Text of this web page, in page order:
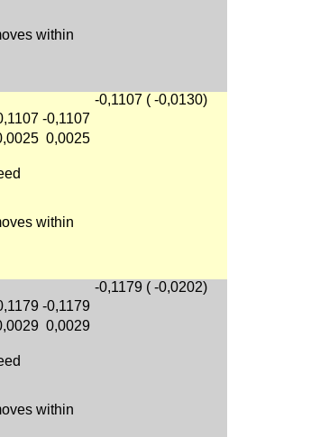
within
-0,1107 ( -0,0130)
-0,1107
0,0025
within
-0,1179 ( -0,0202)
-0,1179
0,0029
within